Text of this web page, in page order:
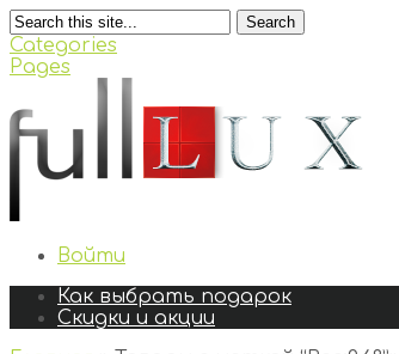
Search
Categories
Pages
Войти
Как выбрать подарок
Скидки и акции